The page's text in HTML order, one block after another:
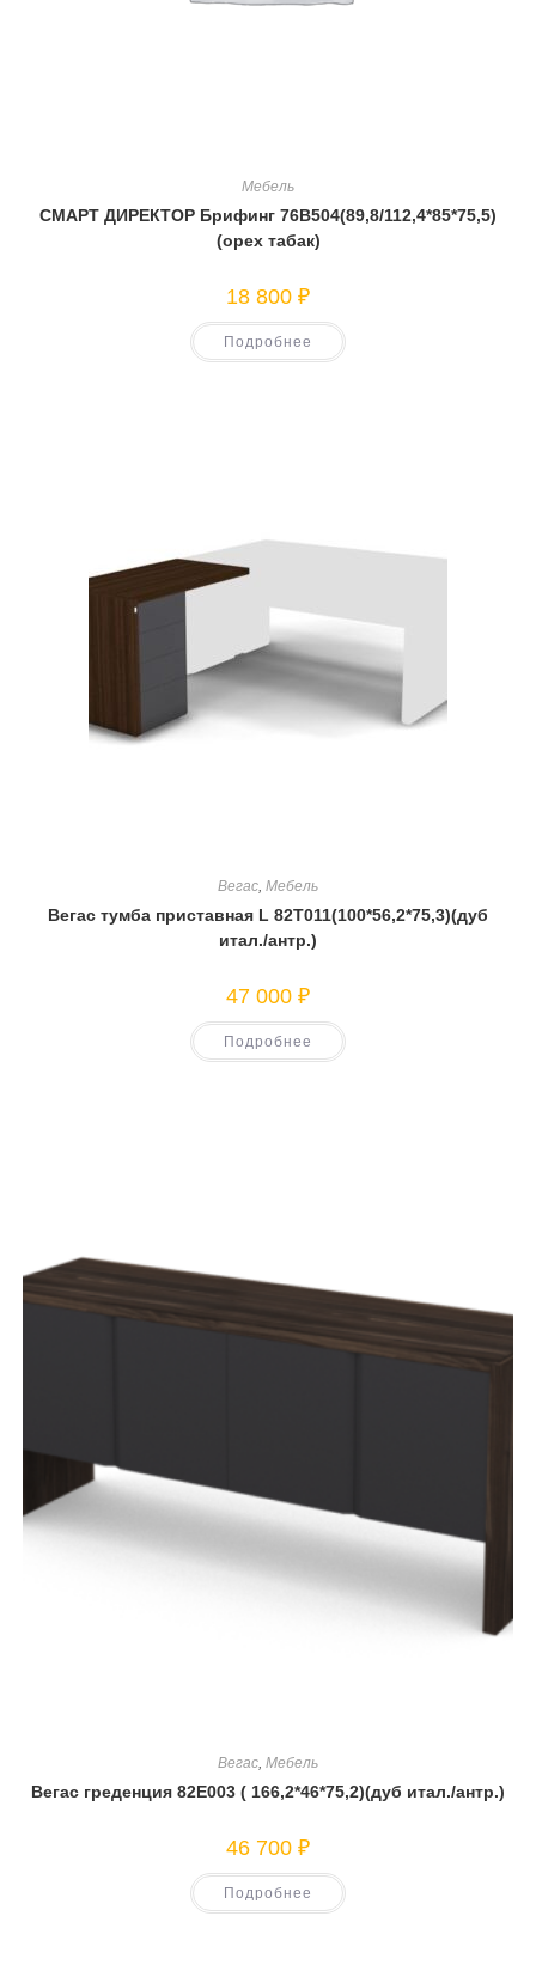
Мебель
СМАРТ ДИРЕКТОР Брифинг 76В504(89,8/112,4*85*75,5)
(орех табак)
18 800 ₽
Подробнее
Вегас, Мебель
Вегас тумба приставная L 82T011(100*56,2*75,3)(дуб
итал./антр.)
47 000 ₽
Подробнее
Вегас, Мебель
Вегас греденция 82Е003 ( 166,2*46*75,2)(дуб итал./антр.)
46 700 ₽
Подробнее